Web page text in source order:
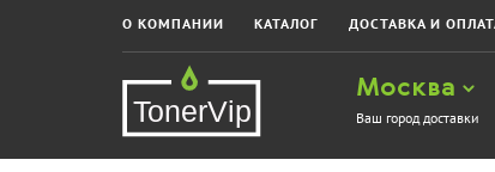
О КОМПАНИИ КАТАЛОГ ДОСТАВКА И
Москва
Ваш город доставки